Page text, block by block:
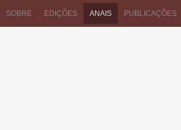
SOBRE EDIÇÕES ANAIS PUBLICAÇÕES